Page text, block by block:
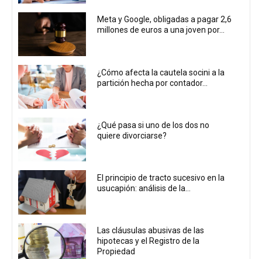
Meta y Google, obligadas a pagar 2,6
millones de euros a una joven por...
¿Cómo afecta la cautela socini a la
partición hecha por contador...
¿Qué pasa si uno de los dos no
quiere divorciarse?
El principio de tracto sucesivo en la
usucapión: análisis de la...
Las cláusulas abusivas de las
hipotecas y el Registro de la
Propiedad